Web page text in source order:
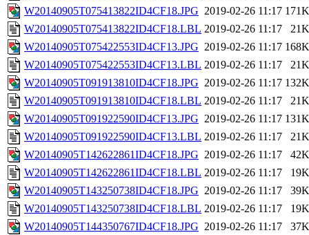
W20140905T075413822ID4CF18.JPG 2019-02-26 11:17 171K
W20140905T075413822ID4CF18.LBL 2019-02-26 11:17
21K
W20140905T075422553ID4CF13.JPG 2019-02-26 11:17 168K
W20140905T075422553ID4CF13.LBL 2019-02-26 11:17
21K
W20140905T091913810ID4CF18.JPG 2019-02-26 11:17 132K
W20140905T091913810ID4CF18.LBL 2019-02-26 11:17
21K
W20140905T091922590ID4CF13.JPG 2019-02-26 11:17 131K
W20140905T091922590ID4CF13.LBL 2019-02-26 11:17
21K
W20140905T142622861ID4CF18.JPG 2019-02-26 11:17
42K
W20140905T142622861ID4CF18.LBL 2019-02-26 11:17
19K
W20140905T143250738ID4CF18.JPG 2019-02-26 11:17
39K
W20140905T143250738ID4CF18.LBL 2019-02-26 11:17
19K
W20140905T144350767ID4CF18.JPG 2019-02-26 11:17
37K